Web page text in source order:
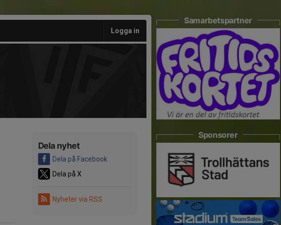
Logga in
Dela nyhet
Dela på Facebook
Dela på X
Nyheter via RSS
Samarbetspartner
Sponsorer